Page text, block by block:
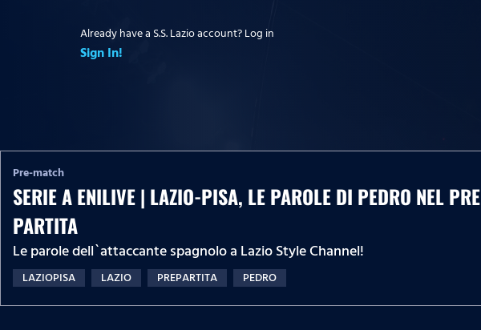
Already have a S.S. Lazio account? Log in
Sign In!
Pre-match
SERIE A ENILIVE | LAZIO-PISA, LE PAROLE DI PEDRO NEL PRE
PARTITA
Le parole dell`attaccante spagnolo a Lazio Style Channel!
LAZIOPISA LAZIO PREPARTITA PEDRO